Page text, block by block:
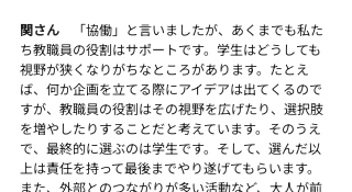
関さん
「協働」と言いましたが、あくまでも私た
ち教職員の役割はサポートです。学生はどうしても
視野が狭くなりがちなところがあります。たとえ
ば、何か企画を立てる際にアイデアは出てくるので
すが、教職員の役割はその視野を広げたり、選択肢
を増やしたりすることだと考えています。そのうえ
で、最終的に選ぶのは学生です。そして、選んだ以
上は責任を持って最後までやり遂げてもらいます。
また、外部とのつながりが多い活動など、大人が前